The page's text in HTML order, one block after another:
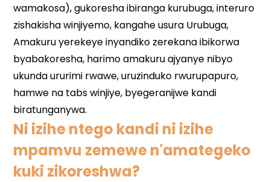
Ni izihe ntego kandi ni izihe
mpamvu zemewe n'amategeko
kuki zikoreshwa?